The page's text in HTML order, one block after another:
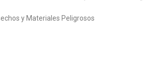
y Materiales Peligrosos